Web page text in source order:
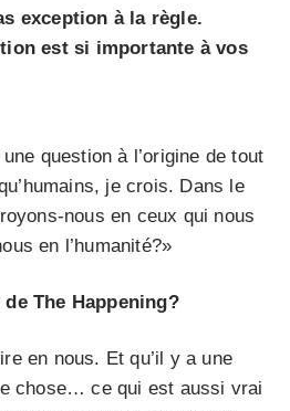
exception à la règle.
est si importante à vos
question à l’origine de tout
je crois. Dans le
nous en ceux qui nous
en l’humanité?»
The Happening?
en nous. Et qu’il y a une
chose… ce qui est aussi vrai